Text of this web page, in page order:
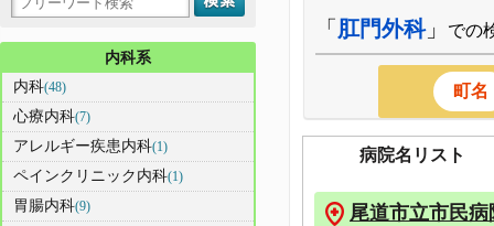
「 肛門外科」 での
町名
病院名リスト
尾道市立市民病
内科系
内科(48)
心療内科(7)
アレルギー疾患内科(1)
ペインクリニック内科(1)
胃腸内科(9)